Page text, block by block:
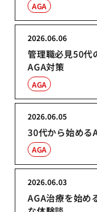
AGA
管理職必見50代
AGA対策
2026.06.06
AGA
30代から始める
2026.06.05
AGA
AGA治療を始め
2026.06.03